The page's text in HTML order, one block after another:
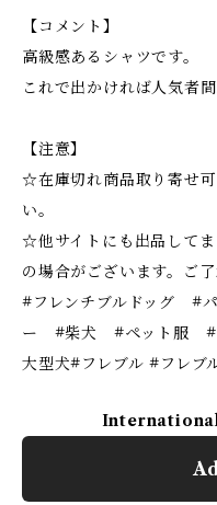
【コメント】
高級感あるシャツです。
これで出かければ人気者
【注意】
☆在庫切れ商品取り寄せ
い。
☆他サイトにも出品して
の場合がございます。ご了
#フレンチブルドッグ #
ー #柴犬 #ペット服 #
大型犬#フレブル #フレブ